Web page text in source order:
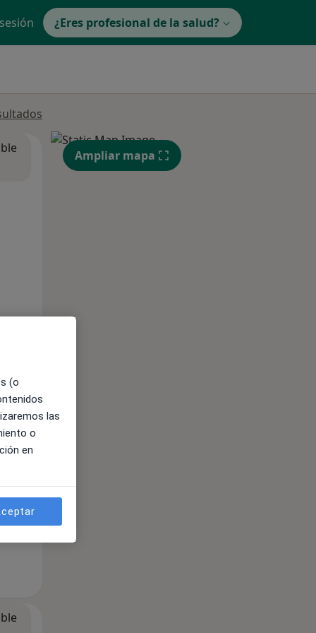
¿Eres profesional de la salud?
Ampliar mapa
(o
las
o
en